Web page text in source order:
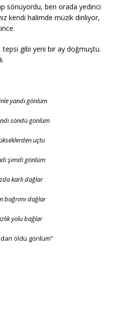
sönüyordu, ben orada yedinci
kendi halimde müzik dinliyor,
tepsi gibi yeni bir ay doğmuştu.
yandı gönlüm
söndü gönlüm
uçtu
şimdi gönlüm
karlı dağlar
bağrımı dağlar
yolu bağlar
öldü gönlüm”